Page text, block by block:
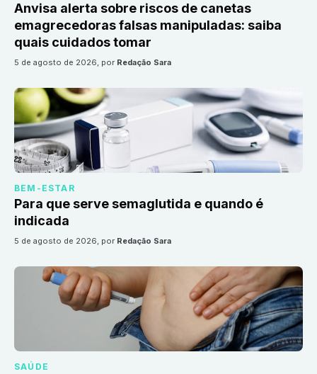
Anvisa alerta sobre riscos de canetas
emagrecedoras falsas manipuladas: saiba
quais cuidados tomar
5 de agosto de 2026, por Redação Sara
BEM-ESTAR
Para que serve semaglutida e quando é
indicada
5 de agosto de 2026, por Redação Sara
SAÚDE